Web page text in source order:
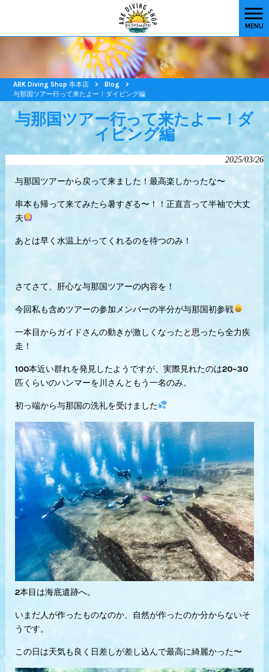
MENU
ARK Diving Shop 串本店 > Blog
>
与那国ツアー行って来たよー！ダイビング編
与那国ツアー行って来たよー！ダ
イビング編
2025/03/26
与那国ツアーから戻って来ました！最高楽しかったな〜
串本も帰って来てみたら暑すぎる〜！！正直言って半袖で大丈
夫
あとは早く水温上がってくれるのを待つのみ！
さてさて、肝心な与那国ツアーの内容を！
今回私も含めツアーの参加メンバーの半分が与那国初参戦
一本目からガイドさんの動きが激しくなったと思ったら全力疾
走！
100本近い群れを発見したようですが、実際見れたのは20~30
匹くらいのハンマーを川さんともう一名のみ。
初っ端から与那国の洗礼を受けました
2本目は海底遺跡へ。
いまだ人が作ったものなのか、自然が作ったのか分からないそ
うです。
この日は天気も良く日差しが差し込んで最高に綺麗かった〜